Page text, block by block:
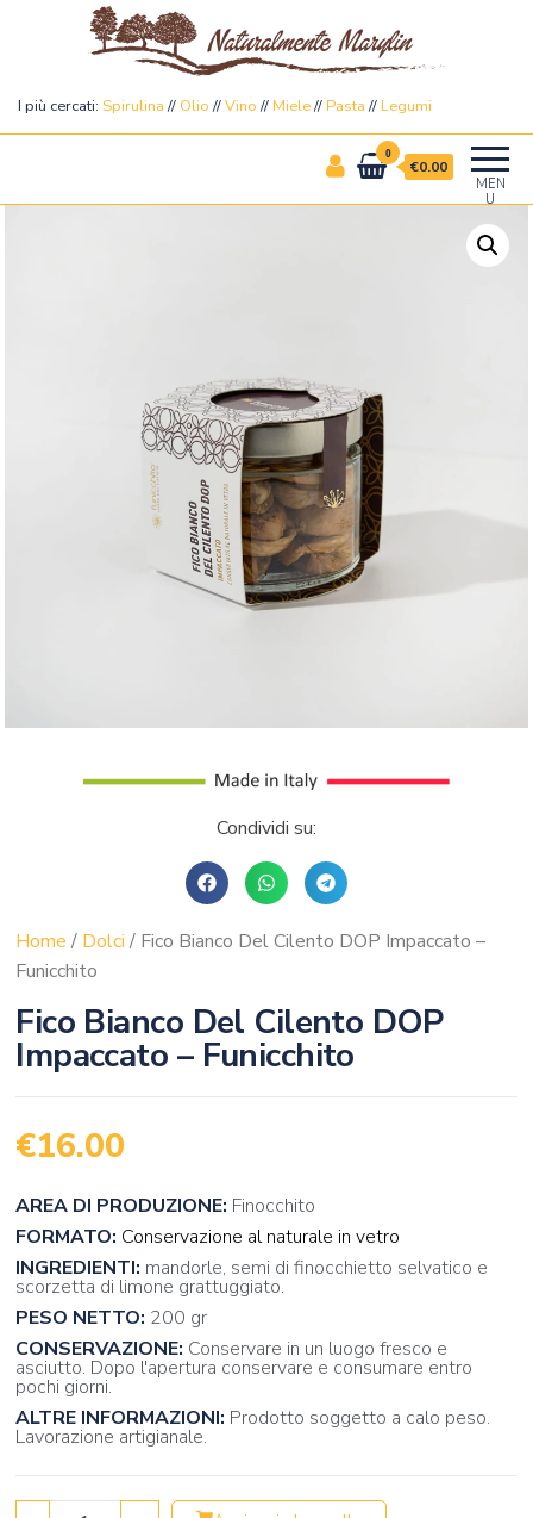
Naturalmente Marylin
I più cercati: Spirulina // Olio //Vino // Miele// Pasta // Legumi
MEN
U
0
€0.00
Condividi su:
Home / Dolci / Fico Bianco Del Cilento DOP Impaccato –
Funicchito
Fico Bianco Del Cilento DOP
Impaccato – Funicchito
€16.00
AREA DI PRODUZIONE: Finocchito
FORMATO: Conservazione al naturale in vetro
INGREDIENTI: mandorle, semi di finocchietto selvatico e
scorzetta di limone grattuggiato.
PESO NETTO: 200 gr
CONSERVAZIONE: Conservare in un luogo fresco e
asciutto. Dopo l'apertura conservare e consumare entro
pochi giorni.
ALTRE INFORMAZIONI: Prodotto soggetto a calo peso.
Lavorazione artigianale.